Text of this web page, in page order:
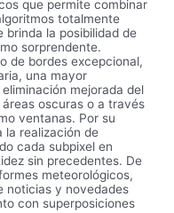
que permite combinar
totalmente
brinda la posibilidad de
sorprendente.
de bordes excepcional,
una mayor
mejorada del
oscuras o a través
ventanas. Por su
la realización de
cada subpixel en
sin precedentes. De
meteorológicos,
noticias y novedades
con superposiciones